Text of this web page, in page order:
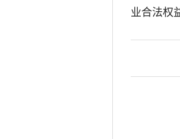
业合法权